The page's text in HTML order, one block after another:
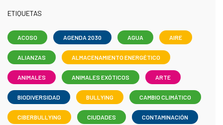
ETIQUETAS
ACOSO AGENDA 2030 AGUA AIRE
ALIANZAS ALMACENAMIENTO ENERGÉTICO
ANIMALES ANIMALES EXÓTICOS ARTE
BIODIVERSIDAD BULLYING CAMBIO CLIMÁTICO
CIBERBULLYING CIUDADES CONTAMINACIÓN